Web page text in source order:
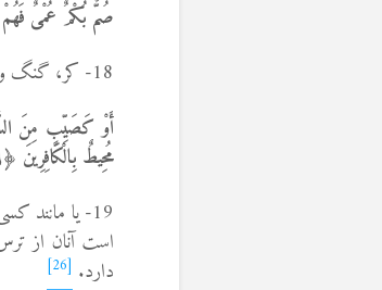
صُمٌّ بُکْمٌ عُمْیٌ فَهُمْ
18- کر، گنگ و کورند و آنان از راه­شان باز نمی­گردند.
أَوْ کَصَیِّبٍ مِنَ
مُحِیطٌ بِالْکَافِرِینَ ﴿١٩﴾
19- یا مانند کسی که در باران تندی گیر مانده که از آسمان می­بارد در آن تاریکی­ها، تندر و آذرخش
است آنان از
دارد. [26]